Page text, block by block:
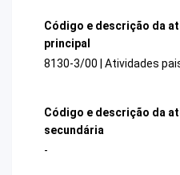
Código e descrição da
principal
8130-3/00 | Atividades
Código e descrição da
secundária
-